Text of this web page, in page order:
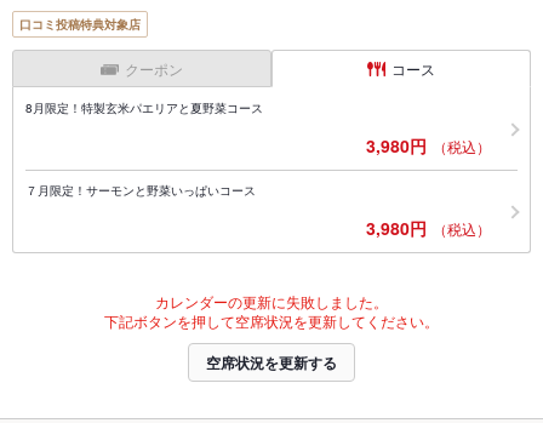
口コミ投稿特典対象店
クーポン コース
8月限定！特製玄米パエリアと夏野菜コース
3,980円 （税込）
７月限定！サーモンと野菜いっぱいコース
3,980円 （税込）
カレンダーの更新に失敗しました。
下記ボタンを押して空席状況を更新してください。
空席状況を更新する